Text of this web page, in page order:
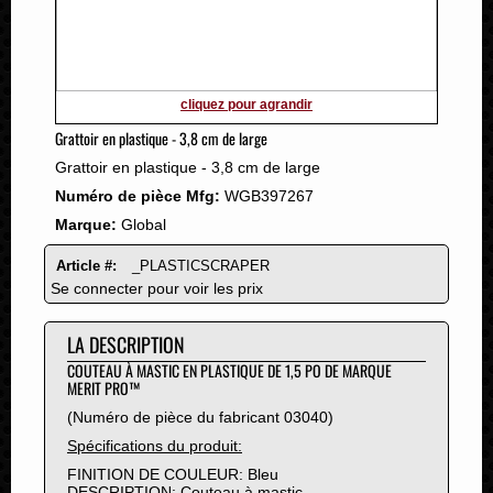
2008
2007
2006
2005
2004
2003
2002
2001
1999
1998
1997
1996
1995
1994
cliquez pour agrandir
Grattoir en plastique - 3,8 cm de large
Grattoir en plastique - 3,8 cm de large
Numéro de pièce Mfg: WGB397267
Marque: Global
Article #: _PLASTICSCRAPER
Se connecter pour voir les prix
LA DESCRIPTION
COUTEAU À MASTIC EN PLASTIQUE DE 1,5 PO DE MARQUE
MERIT PRO™
(Numéro de pièce du fabricant 03040)
Spécifications du produit:
FINITION DE COULEUR: Bleu